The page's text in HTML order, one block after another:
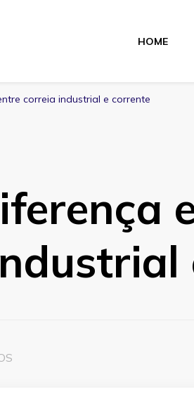
Rolamentos
HOME
correia industrial e corrente